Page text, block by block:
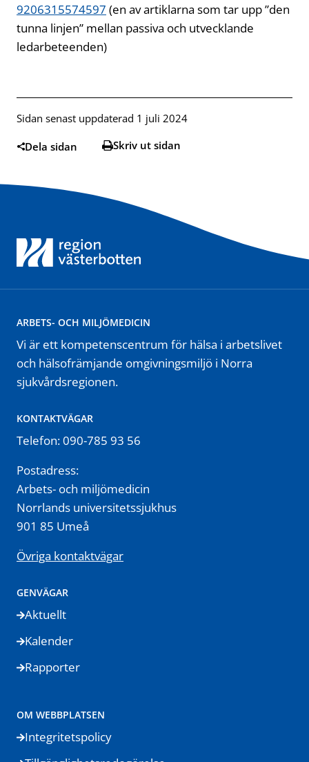
9206315574597 (en av artiklarna som tar upp ”den
tunna linjen” mellan passiva och utvecklande
ledarbeteenden)
Sidan senast uppdaterad 1 juli 2024
Dela sidan Skriv ut sidan
ARBETS- OCH MILJÖMEDICIN
Vi är ett kompetenscentrum för hälsa i arbetslivet
och hälsofrämjande omgivningsmiljö i Norra
sjukvårdsregionen.
KONTAKTVÄGAR
Telefon: 090-785 93 56
Postadress:
Arbets- och miljömedicin
Norrlands universitetssjukhus
901 85 Umeå
Övriga kontaktvägar
GENVÄGAR
Aktuellt
Kalender
Rapporter
OM WEBBPLATSEN
Integritetspolicy